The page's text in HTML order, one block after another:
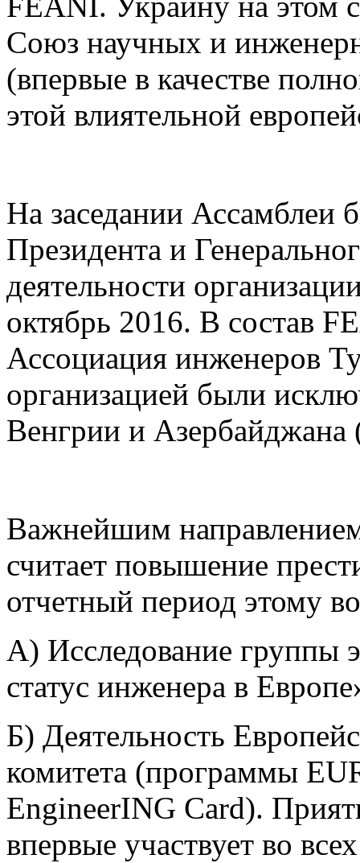
Союз научных и
(впервые в качестве
этой влиятельной
На заседании Ассамблеи
Президента и
деятельности
октябрь 2016. В состав
Ассоциация инженеров
организацией были
Венгрии и Азербайджана
Важнейшим
считает повышение
отчетный период этому
А) Исследование группы
статус инженера в
Б) Деятельность
комитета (программы
EngineerING Card).
впервые участвует во